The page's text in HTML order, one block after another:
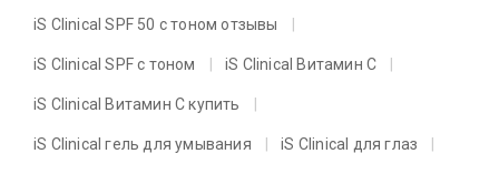
iS Clinical SPF 50 с тоном отзывы
iS Clinical SPF с тоном iS Clinical Витамин C
iS Clinical Витамин C купить
iS Clinical гель для умывания iS Clinical для глаз